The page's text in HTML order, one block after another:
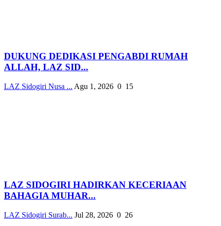
DUKUNG DEDIKASI PENGABDI RUMAH
ALLAH, LAZ SID...
LAZ Sidogiri Nusa ... Agu 1, 2026 0 15
LAZ SIDOGIRI HADIRKAN KECERIAAN
BAHAGIA MUHAR...
LAZ Sidogiri Surab... Jul 28, 2026 0 26